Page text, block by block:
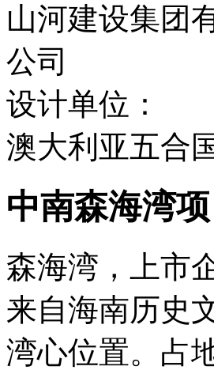
山河建设集团
公司
设计单位：
澳大利亚五合
中南森海湾
森海湾，上市
来自海南历史
湾心位置。占